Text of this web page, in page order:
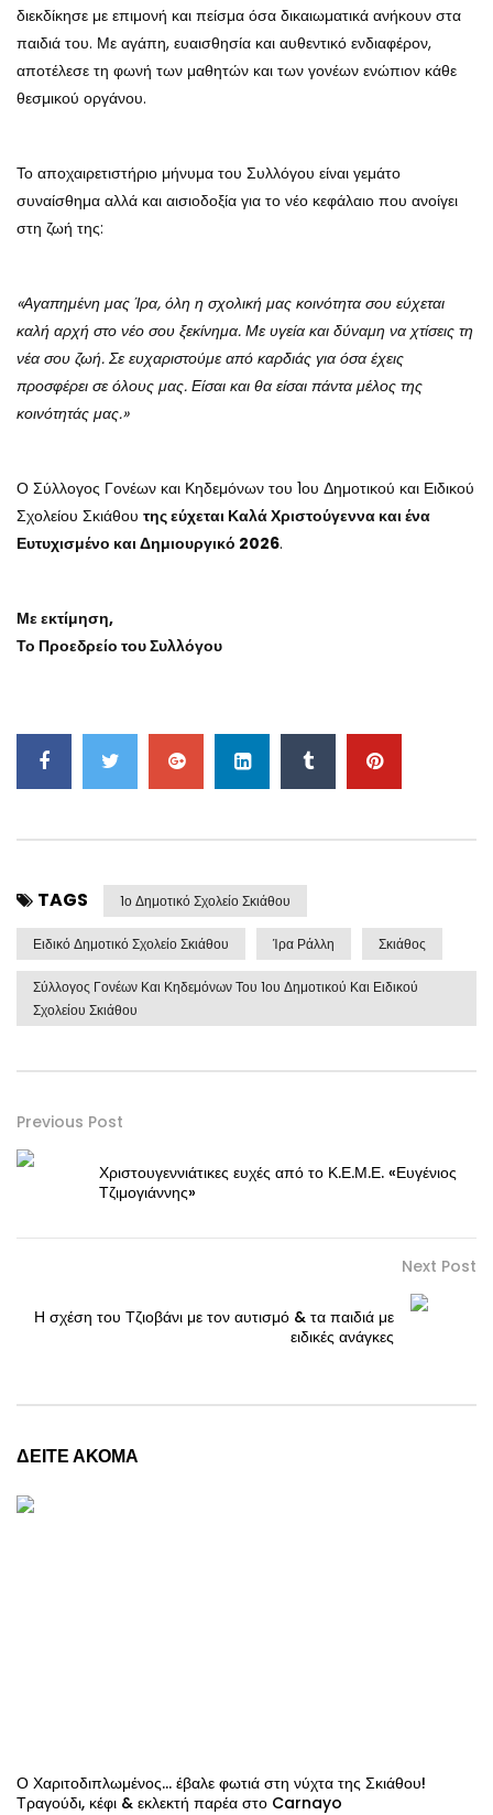
διεκδίκησε με επιμονή και πείσμα όσα δικαιωματικά ανήκουν στα
παιδιά του. Με αγάπη, ευαισθησία και αυθεντικό ενδιαφέρον,
αποτέλεσε τη φωνή των μαθητών και των γονέων ενώπιον κάθε
θεσμικού οργάνου.
Το αποχαιρετιστήριο μήνυμα του Συλλόγου είναι γεμάτο
συναίσθημα αλλά και αισιοδοξία για το νέο κεφάλαιο που ανοίγει
στη ζωή της:
«Αγαπημένη μας Ίρα, όλη η σχολική μας κοινότητα σου εύχεται
καλή αρχή στο νέο σου ξεκίνημα. Με υγεία και δύναμη να χτίσεις τη
νέα σου ζωή. Σε ευχαριστούμε από καρδιάς για όσα έχεις
προσφέρει σε όλους μας. Είσαι και θα είσαι πάντα μέλος της
κοινότητάς μας.»
Ο Σύλλογος Γονέων και Κηδεμόνων του 1ου Δημοτικού και Ειδικού
Σχολείου Σκιάθου της εύχεται Καλά Χριστούγεννα και ένα
Ευτυχισμένο και Δημιουργικό 2026.
Με εκτίμηση,
Το Προεδρείο του Συλλόγου
TAGS 1ο Δημοτικό Σχολείο Σκιάθου
Ειδικό Δημοτικό Σχολείο Σκιάθου Ίρα Ράλλη Σκιάθος
Σύλλογος Γονέων Και Κηδεμόνων Του 1ου Δημοτικού Και Ειδικού
Σχολείου Σκιάθου
Previous Post
Χριστουγεννιάτικες ευχές από το Κ.Ε.Μ.Ε. «Ευγένιος
Τζιμογιάννης»
Next Post
Η σχέση του Τζιοβάνι με τον αυτισμό & τα παιδιά με
ειδικές ανάγκες
ΔΕΙΤΕ ΑΚΟΜΑ
Ο Χαριτοδιπλωμένος… έβαλε φωτιά στη νύχτα της Σκιάθου!
Τραγούδι, κέφι & εκλεκτή παρέα στο Carnayo